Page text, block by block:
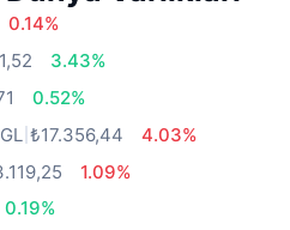
0.14%
3.43%
0.52%
₺17.356,44
4.03%
1.09%
0.19%